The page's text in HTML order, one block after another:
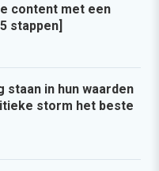
content met een
stappen]
staan in hun waarden
storm het beste